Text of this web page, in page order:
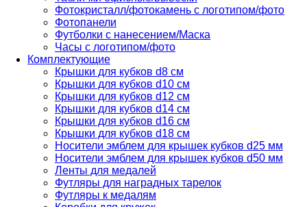
Фотокристалл/фотокамень с логотипом/фото
Фотопанели
Футболки с нанесением/Маска
Часы с логотипом/фото
Комплектующие
Крышки для кубков d8 см
Крышки для кубков d10 см
Крышки для кубков d12 см
Крышки для кубков d14 см
Крышки для кубков d16 см
Крышки для кубков d18 см
Носители эмблем для крышек кубков d25 мм
Носители эмблем для крышек кубков d50 мм
Ленты для медалей
Футляры для наградных тарелок
Футляры к медалям